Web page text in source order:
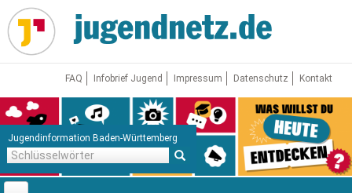
Direkt
zum
Inhalt
FAQ Infobrief Jugend Impressum Datenschutz Kontakt
Jugendinformation Baden-Württemberg